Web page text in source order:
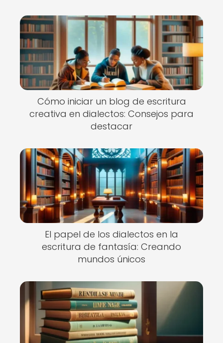
Cómo iniciar un blog de escritura
creativa en dialectos: Consejos para
destacar
El papel de los dialectos en la
escritura de fantasía: Creando
mundos únicos